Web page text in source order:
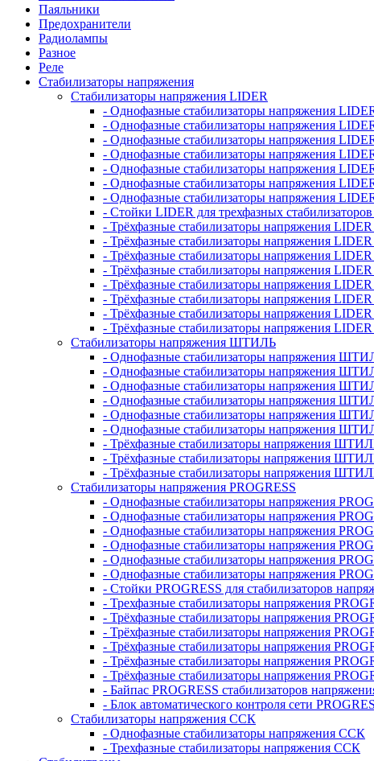
Паяльники
Предохранители
Радиолампы
Разное
Реле
Стабилизаторы напряжения
Стабилизаторы напряжения LIDER
- Однофазные стабилизаторы напряжения
- Однофазные стабилизаторы напряжения
- Однофазные стабилизаторы напряжения
- Однофазные стабилизаторы напряжения
- Однофазные стабилизаторы напряжения
- Однофазные стабилизаторы напряжения
- Однофазные стабилизаторы напряжения
- Стойки LIDER для трехфазных
- Трёхфазные стабилизаторы напряжения LIDER
- Трёхфазные стабилизаторы напряжения
- Трёхфазные стабилизаторы напряжения
- Трёхфазные стабилизаторы напряжения
- Трёхфазные стабилизаторы напряжения
- Трёхфазные стабилизаторы напряжения LIDER
- Трёхфазные стабилизаторы напряжения LIDER
- Трёхфазные стабилизаторы напряжения
Стабилизаторы напряжения ШТИЛЬ
- Однофазные стабилизаторы напряжения
- Однофазные стабилизаторы напряжения
- Однофазные стабилизаторы напряжения
- Однофазные стабилизаторы напряжения
- Однофазные стабилизаторы напряжения
- Однофазные стабилизаторы напряжения
- Трёхфазные стабилизаторы напряжения
- Трёхфазные стабилизаторы напряжения
- Трёхфазные стабилизаторы напряжения
Стабилизаторы напряжения PROGRESS
- Однофазные стабилизаторы напряжения
- Однофазные стабилизаторы напряжения
- Однофазные стабилизаторы напряжения
- Однофазные стабилизаторы напряжения
- Однофазные стабилизаторы напряжения
- Однофазные стабилизаторы напряжения
- Стойки PROGRESS для стабилизаторов
- Трехфазные стабилизаторы напряжения
- Трёхфазные стабилизаторы напряжения
- Трёхфазные стабилизаторы напряжения
- Трёхфазные стабилизаторы напряжения
- Трёхфазные стабилизаторы напряжения
- Трёхфазные стабилизаторы напряжения
- Байпас PROGRESS стабилизаторов
- Блок автоматического контроля сети
Стабилизаторы напряжения ССК
- Однофазные стабилизаторы напряжения ССК
- Трехфазные стабилизаторы напряжения ССК